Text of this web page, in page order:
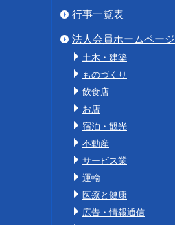
行事一覧表
法人会員ホームページ
土木・建築
ものづくり
飲食店
お店
宿泊・観光
不動産
サービス業
運輸
医療と健康
広告・情報通信